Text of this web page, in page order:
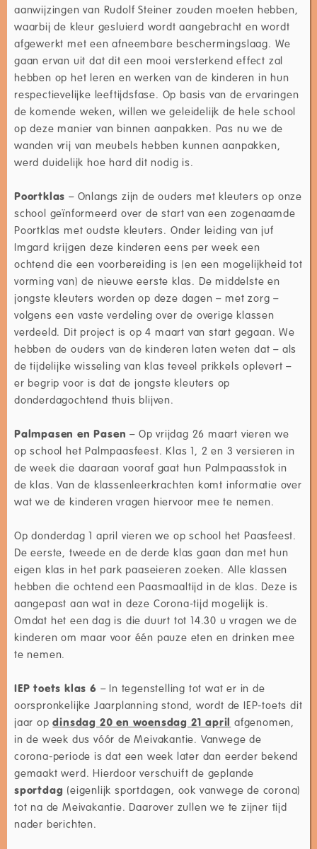
aanwijzingen van Rudolf Steiner zouden moeten hebben,
waarbij de kleur gesluierd wordt aangebracht en wordt
afgewerkt met een afneembare beschermingslaag. We
gaan ervan uit dat dit een mooi versterkend effect zal
hebben op het leren en werken van de kinderen in hun
respectievelijke leeftijdsfase. Op basis van de ervaringen
de komende weken, willen we geleidelijk de hele school
op deze manier van binnen aanpakken. Pas nu we de
wanden vrij van meubels hebben kunnen aanpakken,
werd duidelijk hoe hard dit nodig is.
Poortklas – Onlangs zijn de ouders met kleuters op onze
school geïnformeerd over de start van een zogenaamde
Poortklas met oudste kleuters. Onder leiding van juf
Imgard krijgen deze kinderen eens per week een
ochtend die een voorbereiding is (en een mogelijkheid tot
vorming van) de nieuwe eerste klas. De middelste en
jongste kleuters worden op deze dagen – met zorg –
volgens een vaste verdeling over de overige klassen
verdeeld. Dit project is op 4 maart van start gegaan. We
hebben de ouders van de kinderen laten weten dat – als
de tijdelijke wisseling van klas teveel prikkels oplevert –
er begrip voor is dat de jongste kleuters op
donderdagochtend thuis blijven.
Palmpasen en Pasen – Op vrijdag 26 maart vieren we
op school het Palmpaasfeest. Klas 1, 2 en 3 versieren in
de week die daaraan vooraf gaat hun Palmpaasstok in
de klas. Van de klassenleerkrachten komt informatie over
wat we de kinderen vragen hiervoor mee te nemen.
Op donderdag 1 april vieren we op school het Paasfeest.
De eerste, tweede en de derde klas gaan dan met hun
eigen klas in het park paaseieren zoeken. Alle klassen
hebben die ochtend een Paasmaaltijd in de klas. Deze is
aangepast aan wat in deze Corona-tijd mogelijk is.
Omdat het een dag is die duurt tot 14.30 u vragen we de
kinderen om maar voor één pauze eten en drinken mee
te nemen.
IEP toets klas 6 – In tegenstelling tot wat er in de
oorspronkelijke Jaarplanning stond, wordt de IEP-toets dit
jaar opdinsdag 20 en woensdag 21 april afgenomen,
in de week dus vóór de Meivakantie. Vanwege de
corona-periode is dat een week later dan eerder bekend
gemaakt werd. Hierdoor verschuift de geplande
sportdag (eigenlijk sportdagen, ook vanwege de corona)
tot na de Meivakantie. Daarover zullen we te zijner tijd
nader berichten.